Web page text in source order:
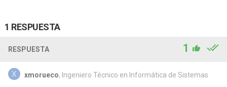
1 RESPUESTA
RESPUESTA 1
xmorueco, Ingeniero Técnico en Informática de Sistemas